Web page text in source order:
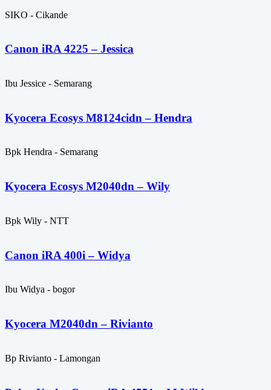
SIKO - Cikande
Canon iRA 4225 – Jessica
Ibu Jessice - Semarang
Kyocera Ecosys M8124cidn – Hendra
Bpk Hendra - Semarang
Kyocera Ecosys M2040dn – Wily
Bpk Wily - NTT
Canon iRA 400i – Widya
Ibu Widya - bogor
Kyocera M2040dn – Rivianto
Bp Rivianto - Lamongan